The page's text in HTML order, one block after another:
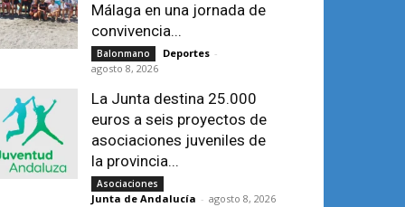
Málaga en una jornada de
convivencia...
Balonmano Deportes -
agosto 8, 2026
La Junta destina 25.000
euros a seis proyectos de
asociaciones juveniles de
la provincia...
Asociaciones
Junta de Andalucía - agosto 8, 2026